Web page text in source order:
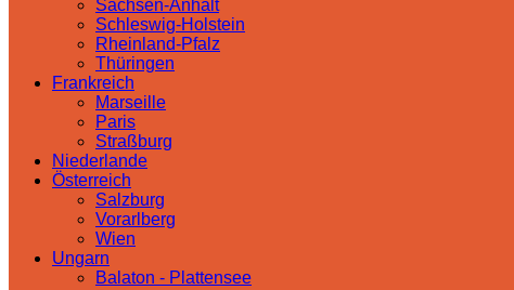
Sachsen-Anhalt
Schleswig-Holstein
Rheinland-Pfalz
Thüringen
Frankreich
Marseille
Paris
Straßburg
Niederlande
Österreich
Salzburg
Vorarlberg
Wien
Ungarn
Balaton - Plattensee